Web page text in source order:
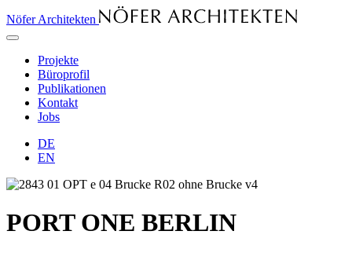
Nöfer Architekten
Projekte
Büroprofil
Publikationen
Kontakt
Jobs
DE
EN
PORT ONE BERLIN